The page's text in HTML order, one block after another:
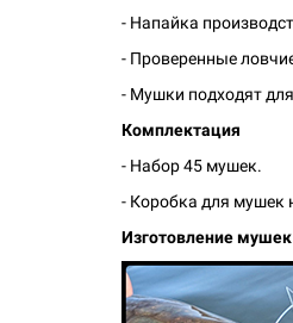
- Напайка
- Проверенные
- Мушки подходят
Комплектация
- Набор 45 мушек.
- Коробка для мушек
Изготовление